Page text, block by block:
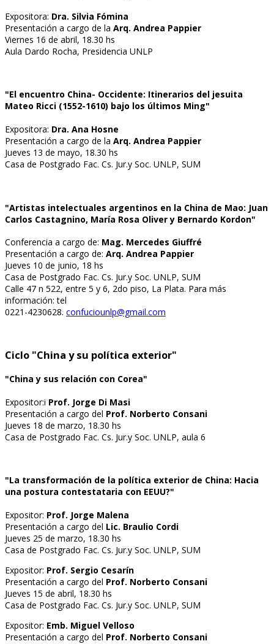
Expositora: Dra. Silvia Fómina
Presentación a cargo de la Arq. Andrea Pappier
Viernes 16 de abril, 18.30 hs
Aula Dardo Rocha, Presidencia UNLP
"El encuentro China- Occidente: Itinerarios del jesuita
Mateo Ricci (1552-1610) bajo los últimos Ming"
Expositora: Dra. Ana Hosne
Presentación a cargo de la Arq. Andrea Pappier
Jueves 13 de mayo, 18.30 hs
Casa de Postgrado Fac. Cs. Jur.y Soc. UNLP, SUM
"Artistas intelectuales argentinos en la China de Mao: Juan
Carlos Castagnino, María Rosa Oliver y Bernardo Kordon"
Conferencia a cargo de: Mag. Mercedes Giuffré
Presentación a cargo de: Arq. Andrea Pappier
Jueves 10 de junio, 18 hs
Casa de Postgrado Fac. Cs. Jur.y Soc. UNLP, SUM
Calle 47 n 522, entre 5 y 6, 2do piso, La Plata. Para más
información: tel
0221-4230628. confuciounlp@gmail.com
Ciclo "China y su política exterior"
"China y sus relación con Corea"
Expositor:i Prof. Jorge Di Masi
Presentación a cargo del Prof. Norberto Consani
Jueves 18 de marzo, 18.30 hs
Casa de Postgrado Fac. Cs. Jur.y Soc. UNLP, aula 6
"La transformación de la política exterior de China: Hacia
una postura contestataria con EEUU?"
Expositor: Prof. Jorge Malena
Presentación a cargo del Lic. Braulio Cordi
Jueves 25 de marzo, 18.30 hs
Casa de Postgrado Fac. Cs. Jur.y Soc. UNLP, SUM
Expositor: Prof. Sergio Cesarín
Presentación a cargo del Prof. Norberto Consani
Jueves 15 de abril, 18.30 hs
Casa de Postgrado Fac. Cs. Jur.y Soc. UNLP, SUM
Expositor: Emb. Miguel Velloso
Presentación a cargo del Prof. Norberto Consani